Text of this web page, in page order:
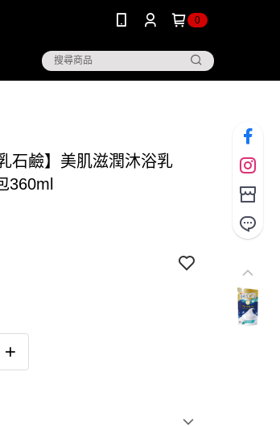
0
石鹼】美肌滋潤沐浴乳
360ml